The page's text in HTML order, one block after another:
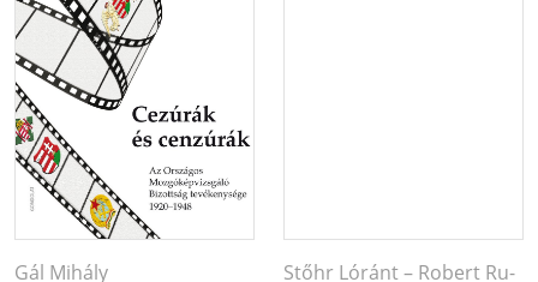
Gál Mihály
Stőhr Lóránt – Robert Ru-